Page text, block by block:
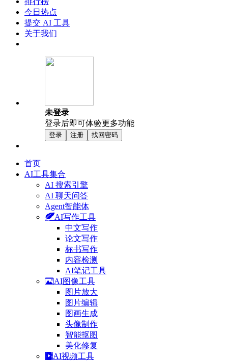
今日热点
提交 AI 工具
关于我们
未登录
登录后即可体验更多功能
登录 注册 找回密码
首页
AI工具集合
AI 搜索引擎
AI 聊天问答
Agent智能体
AI写作工具
中文写作
论文写作
标书写作
内容检测
AI笔记工具
AI图像工具
图片放大
图片编辑
图画生成
头像制作
智能抠图
美化修复
AI视频工具